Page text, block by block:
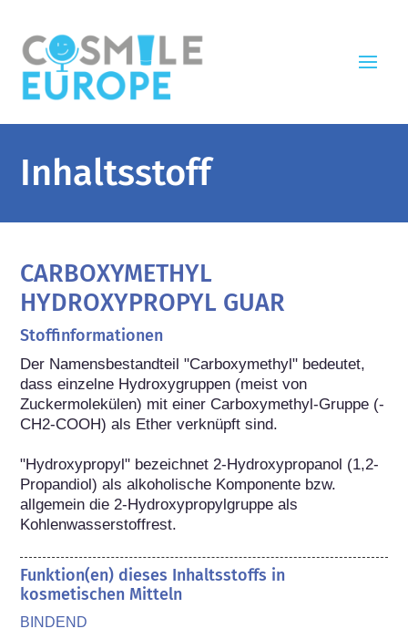
Inhaltsstoff
CARBOXYMETHYL
HYDROXYPROPYL GUAR
Stoffinformationen
Der Namensbestandteil "Carboxymethyl" bedeutet,
dass einzelne Hydroxygruppen (meist von
Zuckermolekülen) mit einer Carboxymethyl-Gruppe (-
CH2-COOH) als Ether verknüpft sind.
"Hydroxypropyl" bezeichnet 2-Hydroxypropanol (1,2-
Propandiol) als alkoholische Komponente bzw.
allgemein die 2-Hydroxypropylgruppe als
Kohlenwasserstoffrest.
Funktion(en) dieses Inhaltsstoffs in
kosmetischen Mitteln
BINDEND